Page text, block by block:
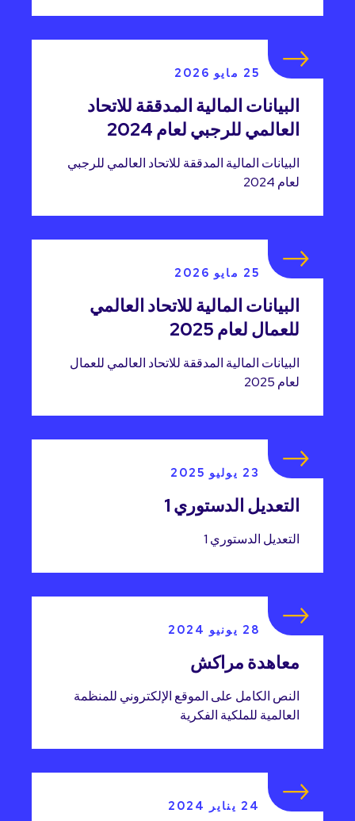
25 مايو 2026
البيانات المالية المدققة للاتحاد
العالمي للرجبي لعام 2024
البيانات المالية المدققة للاتحاد العالمي للرجبي
لعام 2024
25 مايو 2026
البيانات المالية للاتحاد العالمي
للعمال لعام 2025
البيانات المالية المدققة للاتحاد العالمي للعمال
لعام 2025
23 يوليو 2025
التعديل الدستوري 1
التعديل الدستوري 1
28 يونيو 2024
معاهدة مراكش
النص الكامل على الموقع الإلكتروني للمنظمة
العالمية للملكية الفكرية
24 يناير 2024